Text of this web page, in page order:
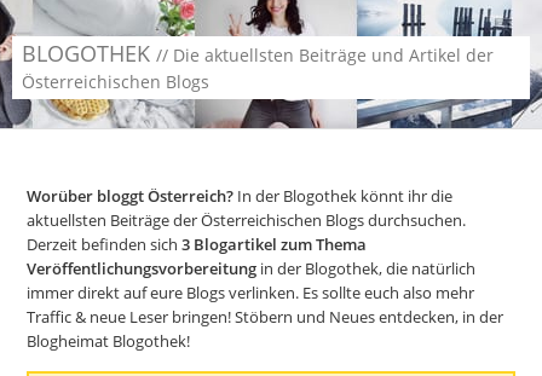
BLOGOTHEK // Die aktuellsten Beiträge und Artikel der
Österreichischen Blogs
Worüber bloggt Österreich? In der Blogothek könnt ihr die
aktuellsten Beiträge der Österreichischen Blogs durchsuchen.
Derzeit befinden sich3 Blogartikel zum Thema
Veröffentlichungsvorbereitung in der Blogothek, die natürlich
immer direkt auf eure Blogs verlinken. Es sollte euch also mehr
Traffic & neue Leser bringen! Stöbern und Neues entdecken, in der
Blogheimat Blogothek!